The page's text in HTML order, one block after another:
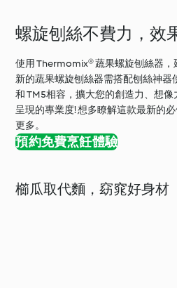
螺旋刨絲不費力，效
使用 Thermomix® 蔬果螺旋刨絲器
新的蔬果螺旋刨絲器需搭配刨絲神
和 TM5相容，擴大您的創造力、想
呈現的專業度! 想多瞭解這款最新的
更多。
預約免費烹飪體驗
櫛瓜取代麵，窈窕好身材